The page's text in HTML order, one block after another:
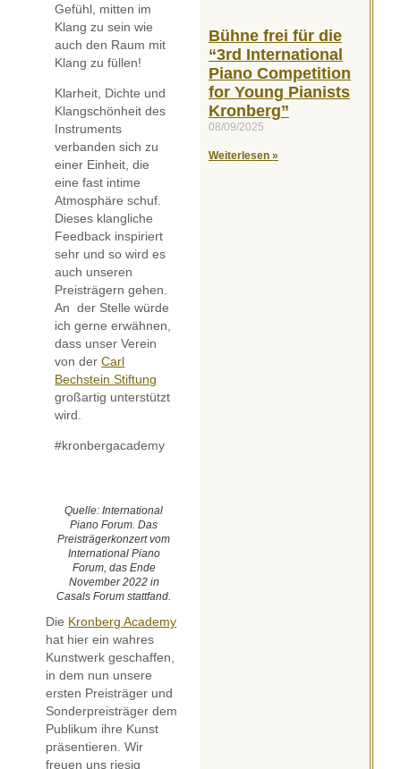
Bühne frei für die
“3rd International
Piano Competition
for Young Pianists
Kronberg”
08/09/2025
Weiterlesen »
Gefühl, mitten im
Klang zu sein wie
auch den Raum mit
Klang zu füllen!
Klarheit, Dichte und
Klangschönheit des
Instruments
verbanden sich zu
einer Einheit, die
eine fast intime
Atmosphäre schuf.
Dieses klangliche
Feedback inspiriert
sehr und so wird es
auch unseren
Preisträgern gehen.
An der Stelle würde
ich gerne erwähnen,
dass unser Verein
von derCarl
Bechstein Stiftung
großartig unterstützt
wird.
#kronbergacademy
Quelle: International
Piano Forum. Das
Preisträgerkonzert vom
International Piano
Forum, das Ende
November 2022 in
Casals Forum stattfand.
Die Kronberg Academy
hat hier ein wahres
Kunstwerk geschaffen,
in dem nun unsere
ersten Preisträger und
Sonderpreisträger dem
Publikum ihre Kunst
präsentieren. Wir
freuen uns riesig